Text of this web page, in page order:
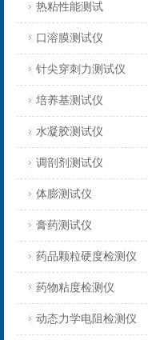
热粘性能测试
口溶膜测试仪
针尖穿刺力测试仪
培养基测试仪
水凝胶测试仪
调剖剂测试仪
体膨测试仪
膏药测试仪
药品颗粒硬度检测仪
药物粘度检测仪
动态力学电阻检测仪